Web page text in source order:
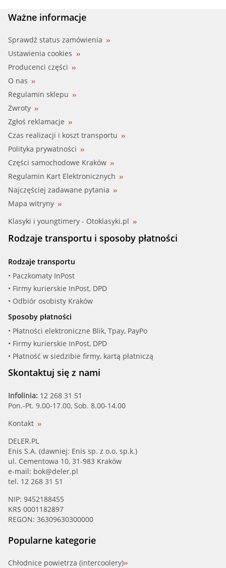
Ważne informacje
Sprawdź status zamówienia
Ustawienia cookies
Producenci części
O nas
Regulamin sklepu
Zwroty
Zgłoś reklamacje
Czas realizacji i koszt transportu
Polityka prywatności
Części samochodowe Kraków
Regulamin Kart Elektronicznych
Najczęściej zadawane pytania
Mapa witryny
Klasyki i youngtimery - Otoklasyki.pl
Rodzaje transportu i sposoby płatności
Rodzaje transportu
• Paczkomaty InPost
• Firmy kurierskie InPost, DPD
• Odbiór osobisty Kraków
Sposoby płatności
• Płatności elektroniczne Blik, Tpay, PayPo
• Firmy kurierskie InPost, DPD
• Płatność w siedzibie firmy, kartą płatniczą
Skontaktuj się z nami
Infolinia: 12 268 31 51
Pon.-Pt. 9.00-17.00, Sob. 8.00-14.00
Kontakt
DELER.PL
Enis S.A. (dawniej: Enis sp. z o.o. sp.k.)
ul. Cementowa 10, 31-983 Kraków
e-mail: bok@deler.pl
tel. 12 268 31 51
NIP: 9452188455
KRS 0001182897
REGON: 36309630300000
Popularne kategorie
Chłodnice powietrza (intercoolery)